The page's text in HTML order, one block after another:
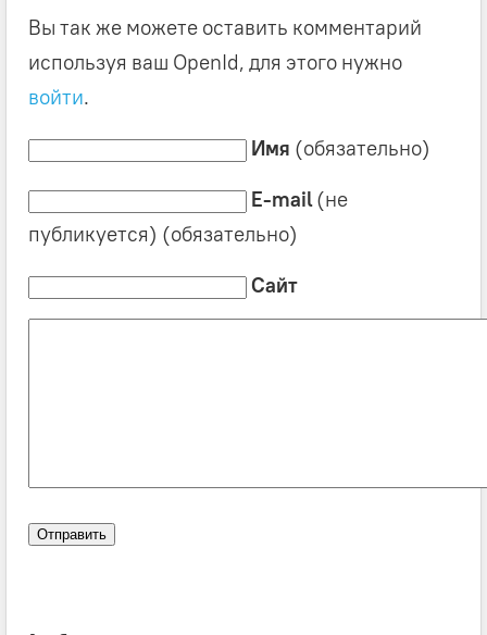
Вы так же можете оставить комментарий
используя ваш OpenId, для этого нужно
войти.
Имя (обязательно)
E-mail(не
публикуется) (обязательно)
Сайт